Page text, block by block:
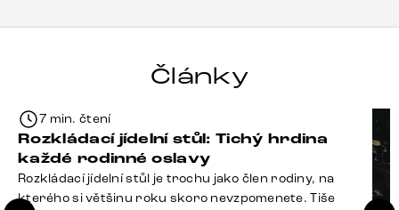
Články
7 min. čtení
Rozkládací jídelní stůl: Tichý hrdina
každé rodinné oslavy
Rozkládací jídelní stůl je trochu jako člen rodiny, na
kterého si většinu roku skoro nevzpomenete. Tiše